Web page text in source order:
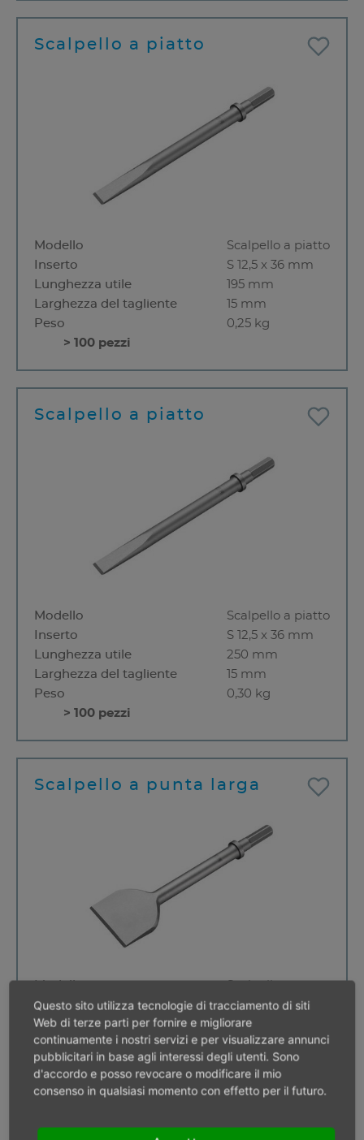
Scalpello a piatto
Modello
Scalpello a piatto
Inserto
S 12,5 x 36 mm
Lunghezza utile
195 mm
Larghezza del tagliente
15 mm
Peso
0,25 kg
> 100 pezzi
Scalpello a piatto
Modello
Scalpello a piatto
Inserto
S 12,5 x 36 mm
Lunghezza utile
250 mm
Larghezza del tagliente
15 mm
Peso
0,30 kg
> 100 pezzi
Scalpello a punta larga
punta larga
Inserto
RS 9,5/11x36 mm
Lunghezza utile
150 mm
Larghezza del tagliente
40 mm
0,20 kg
Questo sito utilizza tecnologie di tracciamento di siti
Web di terze parti per fornire e migliorare
continuamente i nostri servizi e per visualizzare annunci
pubblicitari in base agli interessi degli utenti. Sono
d'accordo e posso revocare o modificare il mio
consenso in qualsiasi momento con effetto per il futuro.